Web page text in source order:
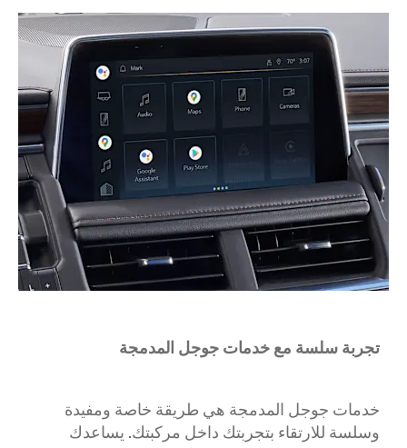
تجربة سلسة مع خدمات جوجل المدمجة
خدمات جوجل المدمجة هي طريقة خاصة ومفيدة
وسلسة للارتقاء بتجربتك داخل مركبتك. يساعدك